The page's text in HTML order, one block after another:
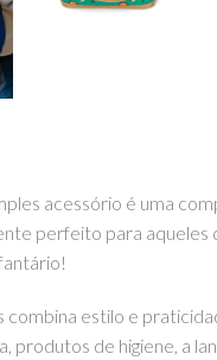
acessório é uma
perfeito para
combina estilo e
produtos de higiene, a